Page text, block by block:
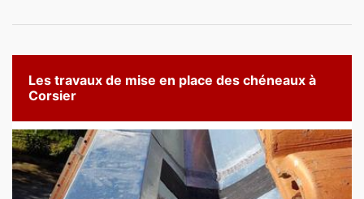
Les travaux de mise en place des chéneaux à
Corsier